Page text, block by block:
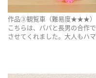
作品③観覧車（難易度★★★）
こちらは、パパと長男の合作
させてくれました。大人もハマ